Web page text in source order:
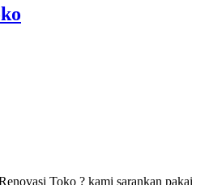
Toko ? kami sarankan pakai